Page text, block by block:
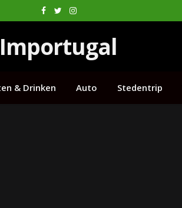
Facebook
TwitterInstagram
Importugal
& Drinken Auto Stedentrip